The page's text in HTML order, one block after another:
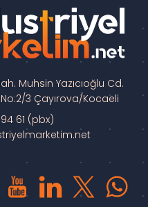
Muhsin Yazıcıoğlu Cd.
3 Çayırova/Kocaeli
61 (pbx)